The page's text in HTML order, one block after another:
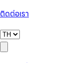
ติดต่อเรา